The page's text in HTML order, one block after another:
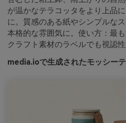
が温かなテラコッタをより上品
に。質感のある紙やシンプルな
本格的な雰囲気に。使い方：最
クラフト素材のラベルでも視認性
media.ioで生成されたモッシー